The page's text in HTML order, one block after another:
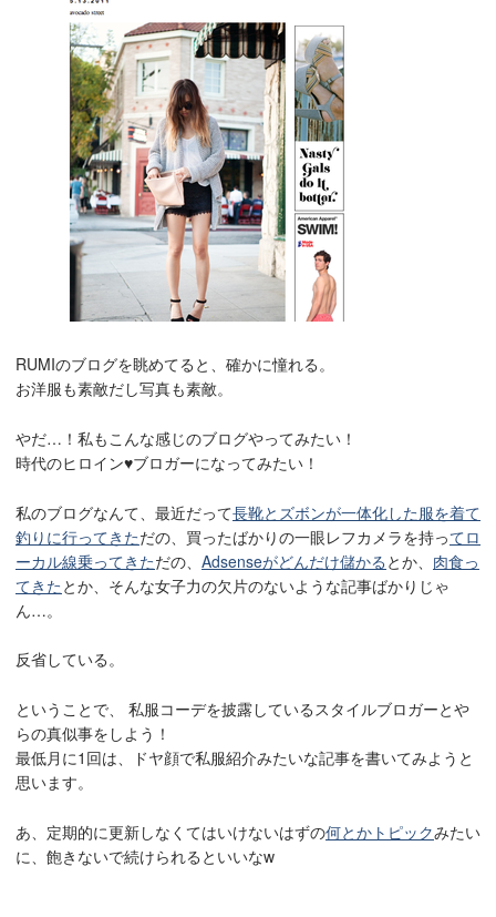
RUMIのブログを眺めてると、確かに憧れる。
お洋服も素敵だし写真も素敵。
やだ…！私もこんな感じのブログやってみたい！
時代のヒロイン♥ブロガーになってみたい！
私のブログなんて、最近だって長靴とズボンが一体化した服を着て
釣りに行ってきただの、買ったばかりの一眼レフカメラを持ってロ
ーカル線乗ってきただの、 Adsenseがどんだけ儲かる とか、 肉食っ
てきた とか、そんな女子力の欠片のないような記事ばかりじゃ
ん…。
反省している。
ということで、 私服コーデを披露しているスタイルブロガーとや
らの真似事をしよう！
最低月に1回は、ドヤ顔で私服紹介みたいな記事を書いてみようと
思います。
あ、定期的に更新しなくてはいけないはずの何とかトピックみたい
に、飽きないで続けられるといいなw